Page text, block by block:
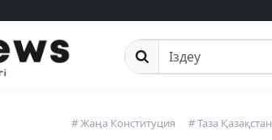
Сайттан іздеу
# Жаңа Конституция # Таза Қазақстан